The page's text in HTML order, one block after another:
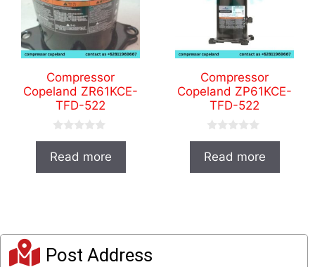
Compressor
Copeland ZR61KCE-
TFD-522
0
u
Read more
Compressor
Copeland ZP61KCE-
TFD-522
0
u
Read more
Post Address